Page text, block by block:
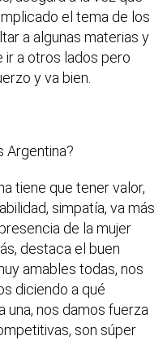
el tema de los
a algunas materias y
ir a otros lados pero
y va bien.
Argentina?
tiene que tener valor,
simpatía, va más
de la mujer
destaca el buen
amables todas, nos
diciendo a qué
una, nos damos fuerza
son súper